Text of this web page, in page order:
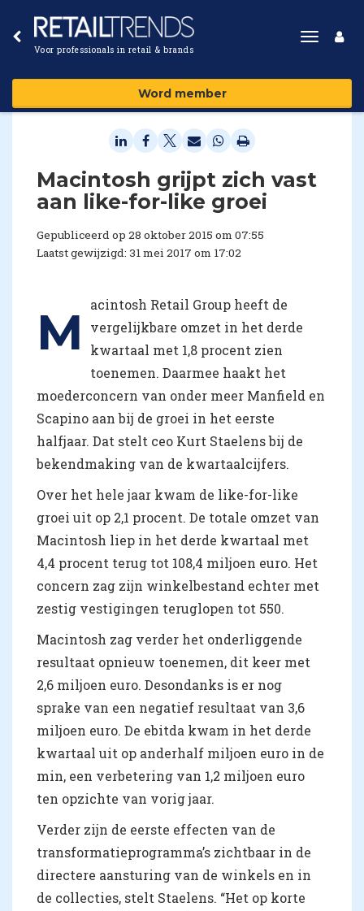
Voor professionals in retail & brands
Toggle
Word member
​Macintosh grijpt zich vast
aan like-for-like groei
Gepubliceerd op 28 oktober 2015 om 07:55
Laatst gewijzigd: 31 mei 2017 om 17:02
M
acintosh Retail Group heeft de
vergelijkbare omzet in het derde
kwartaal met 1,8 procent zien
toenemen. Daarmee haakt het
moederconcern van onder meer Manfield en
Scapino aan bij de groei in het eerste
halfjaar. Dat stelt ceo Kurt Staelens bij de
bekendmaking van de kwartaalcijfers.
Over het hele jaar kwam de like-for-like
groei uit op 2,1 procent. De totale omzet van
Macintosh liep in het derde kwartaal met
4,4 procent terug tot 108,4 miljoen euro. Het
concern zag zijn winkelbestand echter met
zestig vestigingen teruglopen tot 550.
Macintosh zag verder het onderliggende
resultaat opnieuw toenemen, dit keer met
2,6 miljoen euro. Desondanks is er nog
sprake van een negatief resultaat van 3,6
miljoen euro. De ebitda kwam in het derde
kwartaal uit op anderhalf miljoen euro in de
min, een verbetering van 1,2 miljoen euro
ten opzichte van vorig jaar.
Verder zijn de eerste effecten van de
transformatieprogramma’s zichtbaar in de
directere aansturing van de winkels en in
de collecties, stelt Staelens. “Het op korte